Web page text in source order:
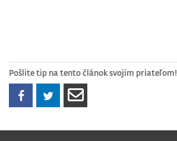
Pošlite tip na tento článok svojim priateľom!